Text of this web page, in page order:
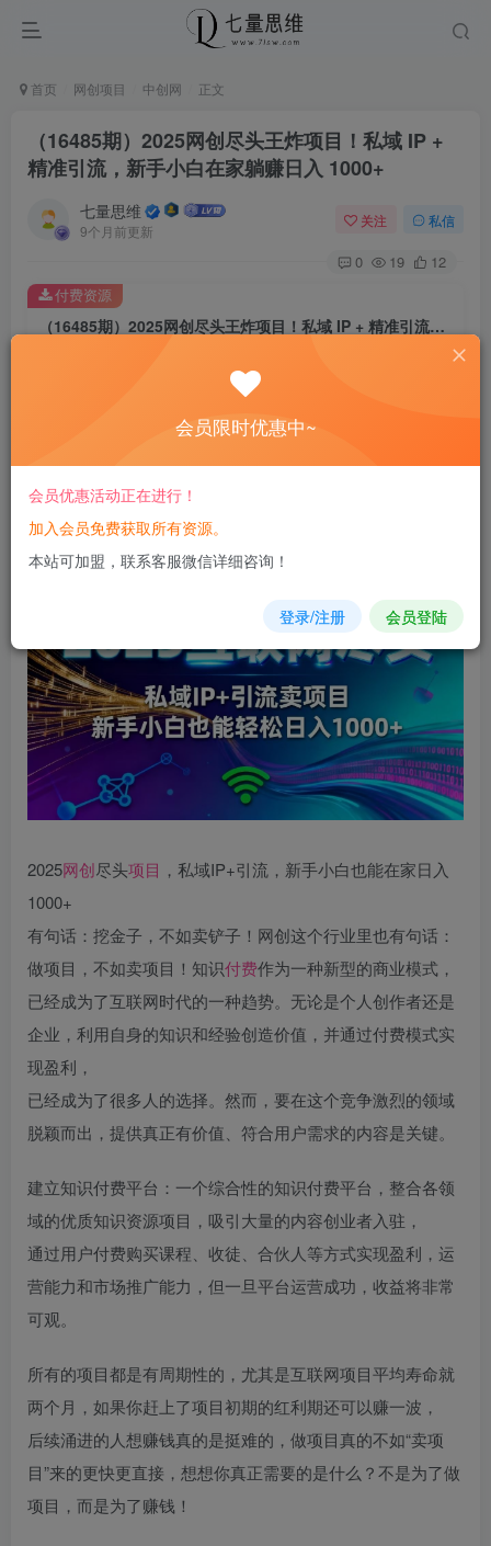
首页 网创项目 中创网 正文
（16485期）2025网创尽头王炸项目！私域 IP +
精准引流，新手小白在家躺赚日入 1000+
七量思维
9个月前更新
关注 私信
0 19 12
（16485期）2025网创尽头王炸项目！私域 IP + 精准引流，新手小白在家躺赚日入 1000+
8.8
免费
您当前未登录！建议登陆后购买，可保存购买订单
付费资源
2025网创尽头项目 ，私域IP+引流，新手小白也能在家日入
1000+
有句话：挖金子，不如卖铲子！网创这个行业里也有句话：
做项目，不如卖项目！知识付费作为一种新型的商业模式，
已经成为了互联网时代的一种趋势。无论是个人创作者还是
企业，利用自身的知识和经验创造价值，并通过付费模式实
现盈利，
已经成为了很多人的选择。然而，要在这个竞争激烈的领域
脱颖而出，提供真正有价值、符合用户需求的内容是关键。
建立知识付费平台：一个综合性的知识付费平台，整合各领
域的优质知识资源项目，吸引大量的内容创业者入驻，
通过用户付费购买课程、收徒、合伙人等方式实现盈利，运
营能力和市场推广能力，但一旦平台运营成功，收益将非常
可观。
所有的项目都是有周期性的，尤其是互联网项目平均寿命就
两个月，如果你赶上了项目初期的红利期还可以赚一波，
后续涌进的人想赚钱真的是挺难的，做项目真的不如“卖项
目”来的更快更直接，想想你真正需要的是什么？不是为了做
项目，而是为了赚钱！
会员限时优惠中~
会员优惠活动正在进行！
加入会员免费获取所有资源。
本站可加盟，联系客服微信详细咨询！
登录/注册 会员登陆